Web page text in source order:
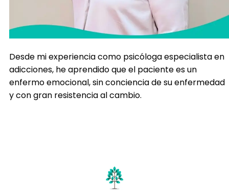
Desde mi experiencia como psicóloga especialista en
adicciones, he aprendido que el paciente es un
enfermo emocional, sin conciencia de su enfermedad
y con gran resistencia al cambio.